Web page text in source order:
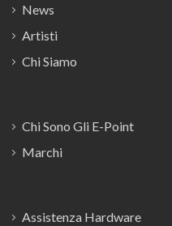
News
Artisti
Chi Siamo
Chi Sono Gli E-Point
Marchi
Assistenza Hardware